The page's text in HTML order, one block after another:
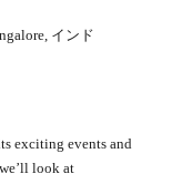
インド
exciting events and
look at